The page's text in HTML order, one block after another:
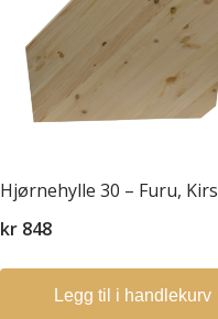
Hjørnehylle 30 – Furu,
kr 848
Legg til i handlekurv